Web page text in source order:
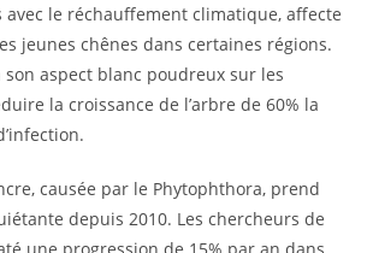
avec le réchauffement climatique, affecte
jeunes chênes dans certaines régions.
son aspect blanc poudreux sur les
la croissance de l’arbre de 60% la
causée par le Phytophthora, prend
depuis 2010. Les chercheurs de
une progression de 15% par an dans